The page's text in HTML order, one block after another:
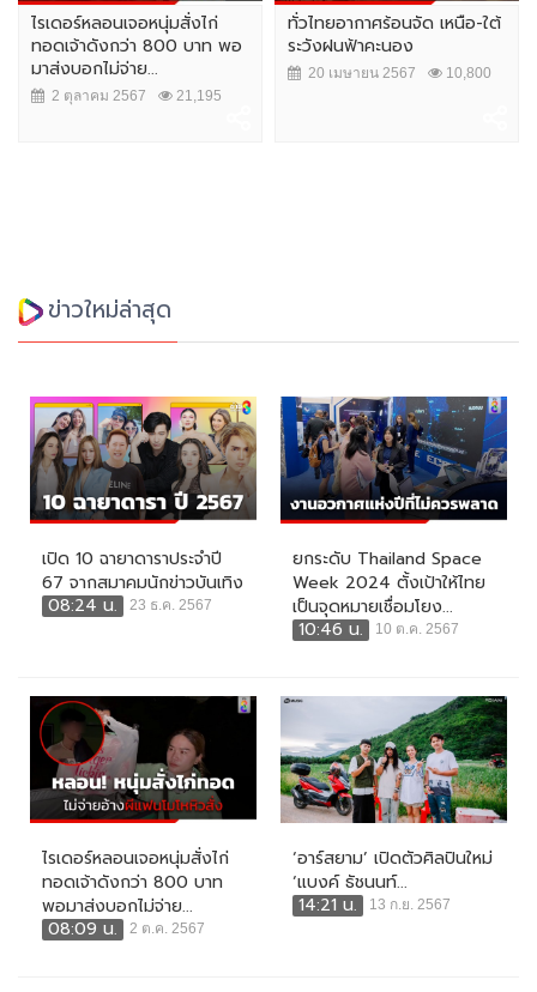
ไรเดอร์หลอนเจอหนุ่มสั่งไก่
ทอดเจ้าดังกว่า 800 บาท พอ
มาส่งบอกไม่จ่าย...
2 ตุลาคม 2567 21,195
ทั่วไทยอากาศร้อนจัด เหนือ-ใต้
ระวังฝนฟ้าคะนอง
20 เมษายน 2567 10,800
ข่าวใหม่ล่าสุด
เปิด 10 ฉายาดาราประจำปี
67 จากสมาคมนักข่าวบันเทิง
08:24 น.
23 ธ.ค. 2567
ยกระดับ Thailand Space
Week 2024 ตั้งเป้าให้ไทย
เป็นจุดหมายเชื่อมโยง...
10:46 น.
10 ต.ค. 2567
ไรเดอร์หลอนเจอหนุ่มสั่งไก่
ทอดเจ้าดังกว่า 800 บาท
พอมาส่งบอกไม่จ่าย...
08:09 น.
2 ต.ค. 2567
‘อาร์สยาม’ เปิดตัวศิลปินใหม่
‘แบงค์ ธัชนนท์...
14:21 น.
13 ก.ย. 2567